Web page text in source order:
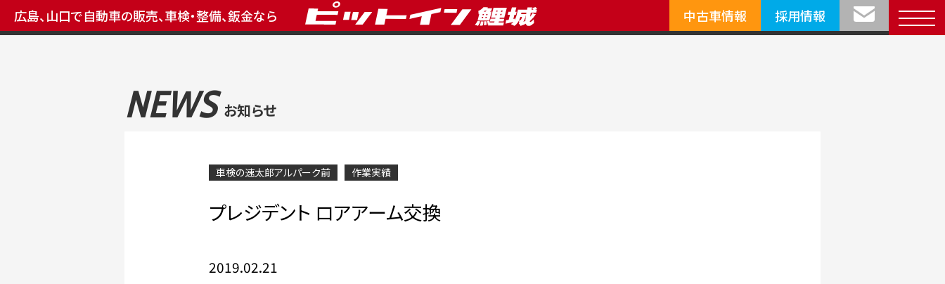
広島、山口で自動車の販売、車検・整備、鈑金なら 中古車情報 採用情報
NEWS お知らせ
車検の速太郎アルパーク前 作業実績
プレジデント ロアアーム交換
2019.02.21